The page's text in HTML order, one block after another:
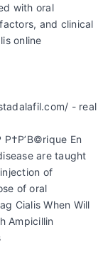
with oral
and clinical
online
- real
Р†Р’В©rique En
are taught
of
of oral
Cialis When Will
Ampicillin